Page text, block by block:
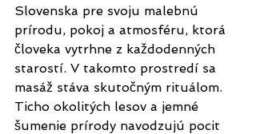
Slovenska pre svoju malebnú
prírodu, pokoj a atmosféru, ktorá
človeka vytrhne z každodenných
starostí. V takomto prostredí sa
masáž stáva skutočným rituálom.
Ticho okolitých lesov a jemné
šumenie prírody navodzujú pocit